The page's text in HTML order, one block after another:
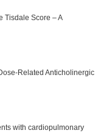
Tisdale Score – A
Related Anticholinergic
with cardiopulmonary